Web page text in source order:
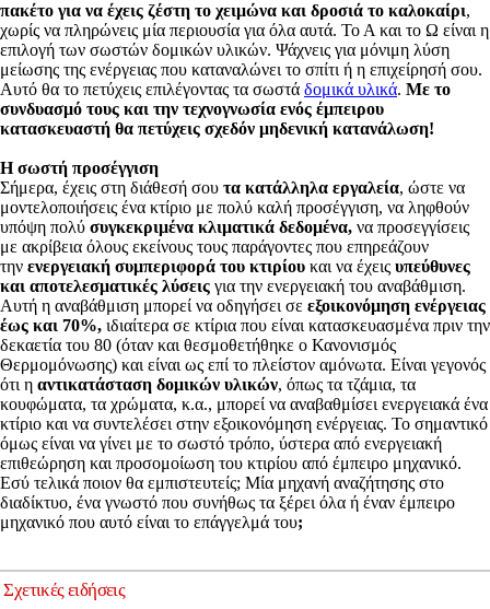
πακέτο για να έχεις ζέστη το χειμώνα και δροσιά το καλοκαίρι,
χωρίς να πληρώνεις μία περιουσία για όλα αυτά. Το Α και το Ω είναι η
επιλογή των σωστών δομικών υλικών. Ψάχνεις για μόνιμη λύση
μείωσης της ενέργειας που καταναλώνει το σπίτι ή η επιχείρησή σου.
Αυτό θα το πετύχεις επιλέγοντας τα σωστά δομικά υλικά. Με το
συνδυασμό τους και την τεχνογνωσία ενός έμπειρου
κατασκευαστή θα πετύχεις σχεδόν μηδενική κατανάλωση!
Η σωστή προσέγγιση
Σήμερα, έχεις στη διάθεσή σου τα κατάλληλα εργαλεία, ώστε να
μοντελοποιήσεις ένα κτίριο με πολύ καλή προσέγγιση, να ληφθούν
υπόψη πολύ συγκεκριμένα κλιματικά δεδομένα, να προσεγγίσεις
με ακρίβεια όλους εκείνους τους παράγοντες που επηρεάζουν
την ενεργειακή συμπεριφορά του κτιρίου και να έχεις υπεύθυνες
και αποτελεσματικές λύσεις για την ενεργειακή του αναβάθμιση.
Αυτή η αναβάθμιση μπορεί να οδηγήσει σε εξοικονόμηση ενέργειας
έως και 70%, ιδιαίτερα σε κτίρια που είναι κατασκευασμένα πριν την
δεκαετία του 80 (όταν και θεσμοθετήθηκε ο Κανονισμός
Θερμομόνωσης) και είναι ως επί το πλείστον αμόνωτα. Είναι γεγονός
ότι η αντικατάσταση δομικών υλικών, όπως τα τζάμια, τα
κουφώματα, τα χρώματα, κ.α., μπορεί να αναβαθμίσει ενεργειακά ένα
κτίριο και να συντελέσει στην εξοικονόμηση ενέργειας. Το σημαντικό
όμως είναι να γίνει με το σωστό τρόπο, ύστερα από ενεργειακή
επιθεώρηση και προσομοίωση του κτιρίου από έμπειρο μηχανικό.
Εσύ τελικά ποιον θα εμπιστευτείς; Μία μηχανή αναζήτησης στο
διαδίκτυο, ένα γνωστό που συνήθως τα ξέρει όλα ή έναν έμπειρο
μηχανικό που αυτό είναι το επάγγελμά του;
Σχετικές ειδήσεις